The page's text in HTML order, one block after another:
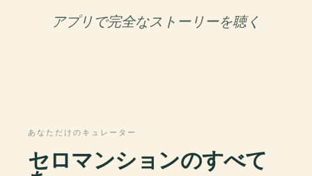
アプリで完全なストーリーを聴く
あなただけのキュレーター
セロマンションのすべて